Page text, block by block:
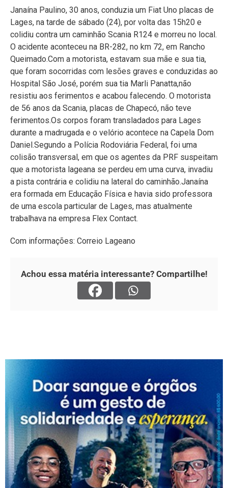
Janaína Paulino, 30 anos, conduzia um Fiat Uno placas de
Lages, na tarde de sábado (24), por volta das 15h20 e
colidiu contra um caminhão Scania R124 e morreu no local.
O acidente aconteceu na BR-282, no km 72, em Rancho
Queimado.Com a motorista, estavam sua mãe e sua tia,
que foram socorridas com lesões graves e conduzidas ao
Hospital São José, porém sua tia Marli Panatta,não
resistiu aos ferimentos e acabou falecendo. O motorista
de 56 anos da Scania, placas de Chapecó, não teve
ferimentos.Os corpos foram transladados para Lages
durante a madrugada e o velório acontece na Capela Dom
Daniel.Segundo a Polícia Rodoviária Federal, foi uma
colisão transversal, em que os agentes da PRF suspeitam
que a motorista lageana se perdeu em uma curva, invadiu
a pista contrária e colidiu na lateral do caminhão.Janaína
era formada em Educação Física e havia sido professora
de uma escola particular de Lages, mas atualmente
trabalhava na empresa Flex Contact.
Com informações: Correio Lageano
Achou essa matéria interessante? Compartilhe!